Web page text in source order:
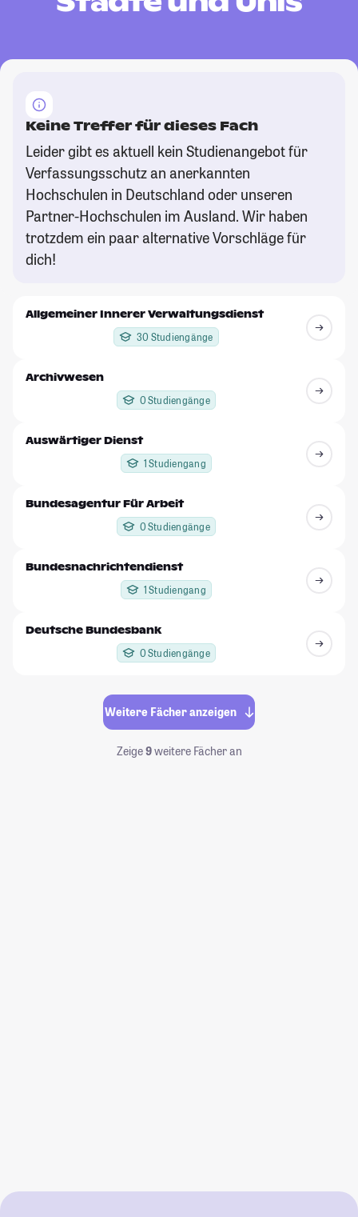
Keine Treffer für dieses Fach
Leider gibt es aktuell kein Studienangebot für
Verfassungsschutz an anerkannten
Hochschulen in Deutschland oder unseren
Partner-Hochschulen im Ausland. Wir haben
trotzdem ein paar alternative Vorschläge für
dich!
Allgemeiner Innerer Verwaltungsdienst
30 Studiengänge
Archivwesen
0 Studiengänge
Auswärtiger Dienst
1 Studiengang
Bundesagentur Für Arbeit
0 Studiengänge
Bundesnachrichtendienst
1 Studiengang
Deutsche Bundesbank
0 Studiengänge
Weitere Fächer anzeigen
Zeige9weitere Fächer an